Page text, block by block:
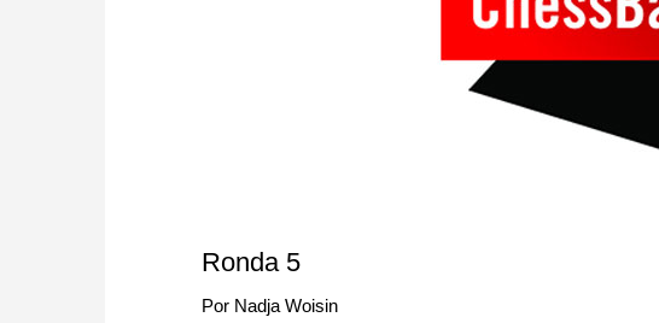
Ronda 5
Por Nadja Woisin